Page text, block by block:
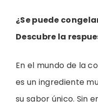
¿Se puede
Descubre la
En el mundo de la
es un ingrediente
su sabor único. Sin